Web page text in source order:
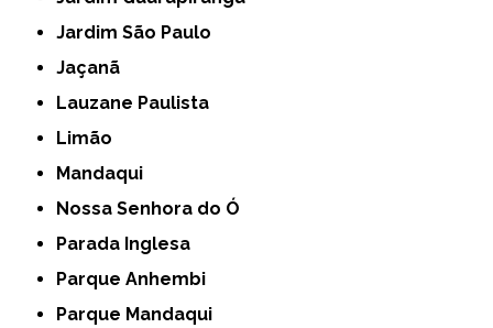
Jardim São Paulo
Jaçanã
Lauzane Paulista
Limão
Mandaqui
Nossa Senhora do Ó
Parada Inglesa
Parque Anhembi
Parque Mandaqui